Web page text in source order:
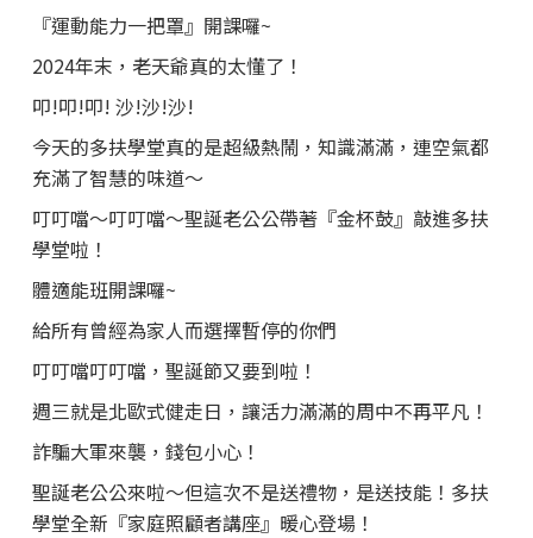
『運動能力一把罩』開課囉~
2024年末，老天爺真的太懂了！
叩!叩!叩! 沙!沙!沙!
今天的多扶學堂真的是超級熱鬧，知識滿滿，連空氣都
充滿了智慧的味道～
叮叮噹～叮叮噹～聖誕老公公帶著『金杯鼓』敲進多扶
學堂啦！
體適能班開課囉~
給所有曾經為家人而選擇暫停的你們
叮叮噹叮叮噹，聖誕節又要到啦！
週三就是北歐式健走日，讓活力滿滿的周中不再平凡！
詐騙大軍來襲，錢包小心！
聖誕老公公來啦～但這次不是送禮物，是送技能！多扶
學堂全新『家庭照顧者講座』暖心登場！